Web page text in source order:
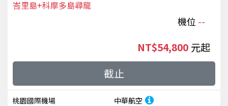
機位 --
峇里島+科摩多島尋龍
桃園國際機場 中華航空
NT$54,800 起
截止